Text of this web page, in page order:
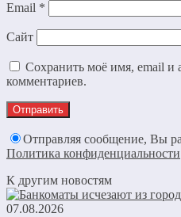
Email *
Сайт
Сохранить моё имя, email и
комментариев.
Отправляя сообщение, Вы
Политика конфиденциальности
К другим новостям
07.08.2026